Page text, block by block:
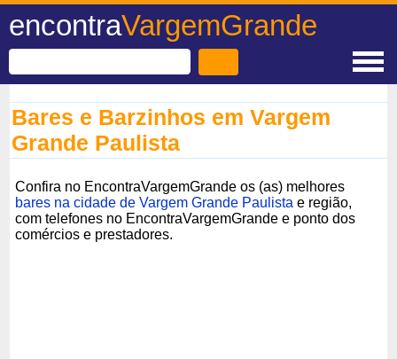
encontraVargemGrande
Bares e Barzinhos em Vargem
Grande Paulista
Confira no EncontraVargemGrande os (as) melhores
bares na cidade de Vargem Grande Paulista e região,
com telefones no EncontraVargemGrande e ponto dos
comércios e prestadores.